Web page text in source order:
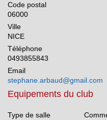
Code postal
06000
Ville
NICE
Téléphone
0493855843
Email
stephane.arbaud@gmail.com
Equipements du club
Type de salle